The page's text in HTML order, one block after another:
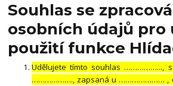
Souhlas se
osobních údajů pro
použití funkce
Udělujete tímto souhlas ……………...,
………………., zapsaná u ………………… ,